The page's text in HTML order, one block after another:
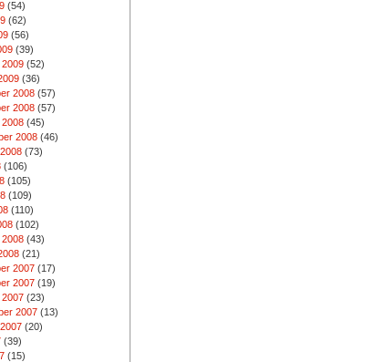
(54)
(62)
(56)
(39)
(52)
(36)
2008(57)
2008(57)
(45)
2008(46)
(73)
(106)
(105)
(109)
(110)
(102)
(43)
(21)
2007(17)
2007(19)
(23)
2007(13)
(20)
(39)
(15)